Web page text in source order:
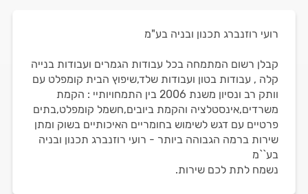
רועי רוזנברג תכנון ובניה בע"מ
קבלן רשום המתמחה בכל עבודות הגמרים ועבודות בנייה
קלה , עבודות בטון ועבודות שלד,שיפוץ הבית קומפלט עם
וותק רב ונסיון משנת 2006 בין התמחויותיי : הקמת
משרדים,אינסטלציה והקמת ביובים,חשמל קומפלט,בתים
פרטיים עם דגש לשימוש בחומריים האיכותיים בשוק ומתן
שירות ברמה הגבוהה ביותר - רועי רוזנברג תכנון ובניה
בע``מ
נשמח לתת לכם שירות.